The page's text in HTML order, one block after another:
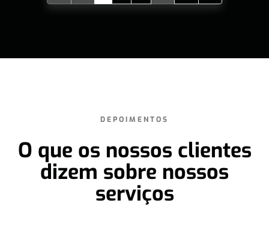
DEPOIMENTOS
O que os nossos clientes
dizem sobre nossos
serviços